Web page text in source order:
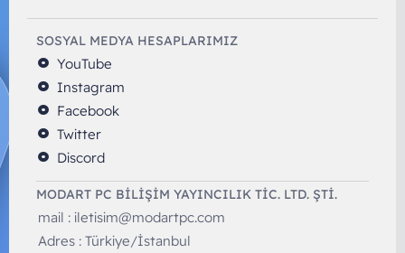
SOSYAL MEDYA HESAPLARIMIZ
YouTube
Instagram
Facebook
Twitter
Discord
MODART PC BILIŞIM YAYINCILIK TİC. LTD. ŞTİ.
mail : iletisim@modartpc.com
Adres : Türkiye/İstanbul